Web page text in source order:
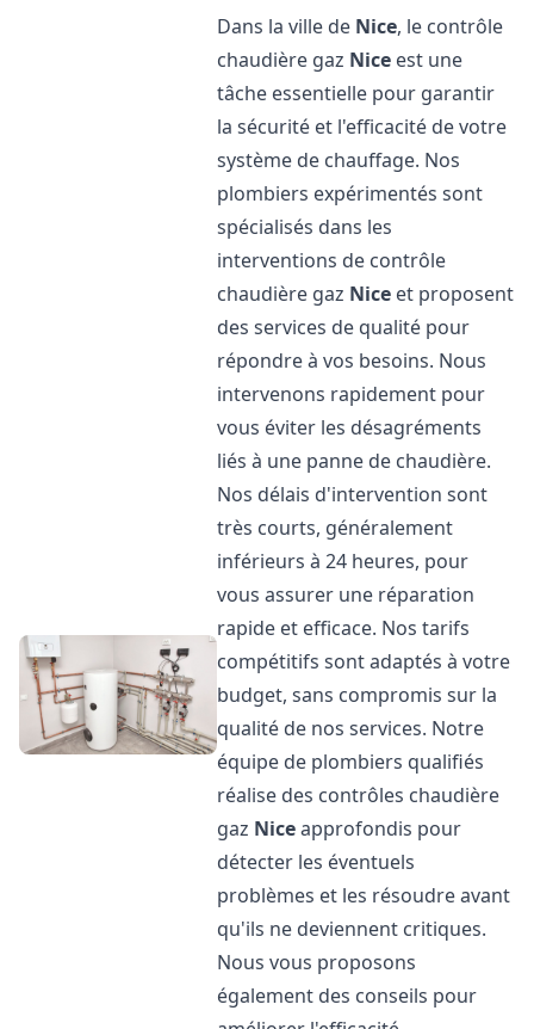
Dans la ville de Nice, le contrôle
chaudière gaz Nice est une
tâche essentielle pour garantir
la sécurité et l'efficacité de votre
système de chauffage. Nos
plombiers expérimentés sont
spécialisés dans les
interventions de contrôle
chaudière gaz Nice et proposent
des services de qualité pour
répondre à vos besoins. Nous
intervenons rapidement pour
vous éviter les désagréments
liés à une panne de chaudière.
Nos délais d'intervention sont
très courts, généralement
inférieurs à 24 heures, pour
vous assurer une réparation
rapide et efficace. Nos tarifs
compétitifs sont adaptés à votre
budget, sans compromis sur la
qualité de nos services. Notre
équipe de plombiers qualifiés
réalise des contrôles chaudière
gaz Niceapprofondis pour
détecter les éventuels
problèmes et les résoudre avant
qu'ils ne deviennent critiques.
Nous vous proposons
également des conseils pour